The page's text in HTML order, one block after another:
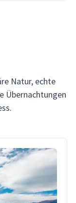
Natur, echte
Übernachtungen